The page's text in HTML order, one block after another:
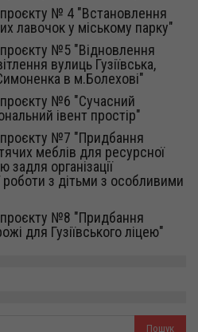
проєкту № 4 "Встановлення
лавочок у міському парку"
проєкту №5 "Відновлення
вулиць Гузіївська,
в м.Болехові"
проєкту №6 "Сучасний
івент простір"
проєкту №7 "Придбання
меблів для ресурсної
задля організації
з дітьми з особливими
проєкту №8 "Придбання
для Гузіївського ліцею"